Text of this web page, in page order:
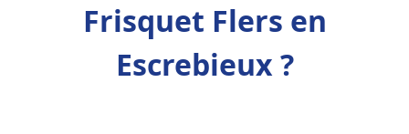
Frisquet Flers en
Escrebieux ?